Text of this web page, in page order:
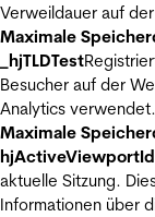
Verweildauer auf
Maximale
_hjTLDTest
Besucher auf der
Analytics verwendet.
Maximale
aktuelle Sitzung.
Informationen über